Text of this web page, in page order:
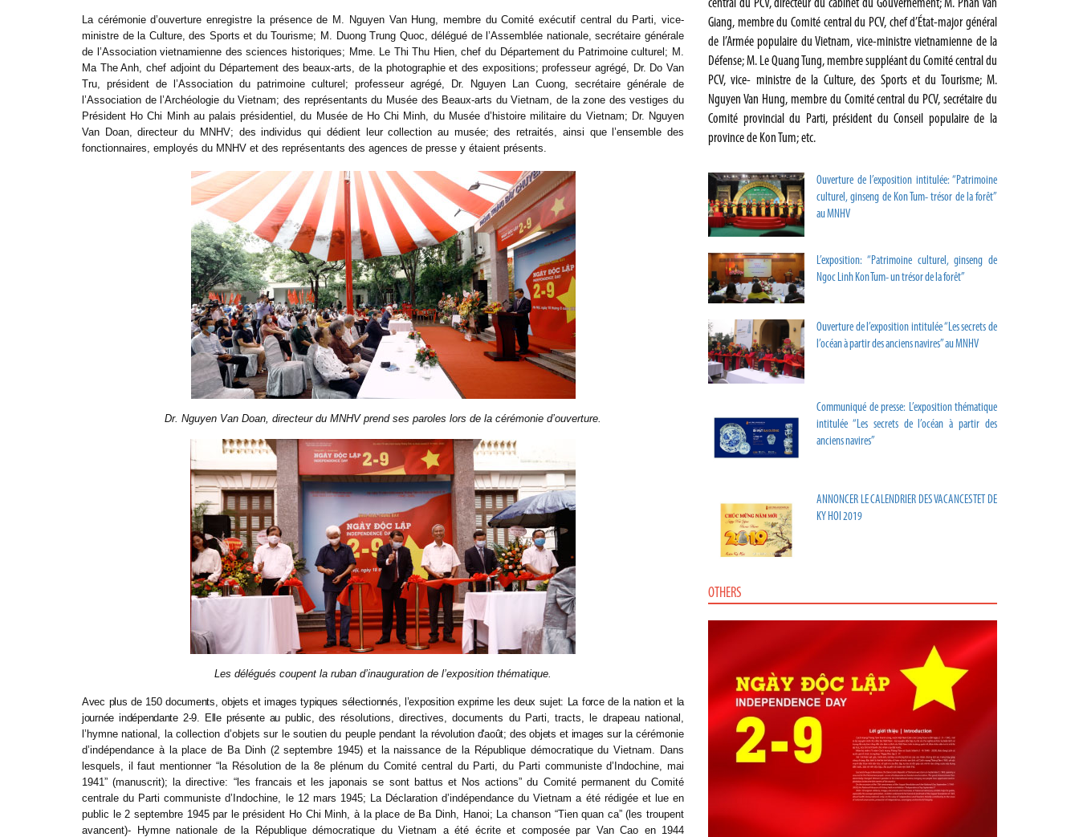
La cérémonie d’ouverture enregistre la présence de M. Nguyen Van Hung, membre du Comité exécutif central du Parti, vice-
ministre de la Culture, des Sports et du Tourisme; M. Duong Trung Quoc, délégué de l’Assemblée nationale,secrétaire générale
de l’Association vietnamienne des sciences historiques; Mme. Le Thi Thu Hien, chef du Département du Patrimoine culturel; M.
Ma The Anh, chef adjoint du Département des beaux-arts, de la photographie et des expositions; professeur agrégé, Dr. Do Van
Tru, président de l’Association du patrimoine culturel; professeur agrégé, Dr. Nguyen Lan Cuong, secrétaire générale de
l’Association de l’Archéologie du Vietnam; des représentants du Musée des Beaux-arts du Vietnam, de la zone des vestiges du
Président Ho Chi Minh au palais présidentiel, du Musée de Ho Chi Minh, du Musée d’histoire militaire du Vietnam; Dr. Nguyen
Van Doan, directeur du MNHV; des individus qui dédient leur collection au musée; des retraités, ainsi que l’ensemble des
fonctionnaires, employés du MNHV et des représentants des agences de presse y étaient présents.
Dr. Nguyen Van Doan, directeur du MNHV prend ses paroles lors de la cérémonie d’ouverture.
Les délégués coupent la ruban d’inauguration de l’exposition thématique.
Avec plus de 150 documents, objets et images typiques sélectionnés, l’exposition exprime les deux sujet: La force de la nation et la
journée indépendante 2-9. Elle présente au public, des résolutions, directives, documents du Parti, tracts,
le drapeau national,
l’hymne national , la collection d’objets sur le soutien du peuple pendant larévolution d'août; des objets et images sur la cérémonie
d’indépendance à la place de Ba Dinh(2 septembre 1945) et la naissance de la République démocratique du Vietnam. Dans
lesquels, il faut mentionner “la Résolution de la 8e plénum du Comité central du Parti, du Parti communiste d’Indochine, mai
1941” (manuscrit); la directive: “les francais et les japonais se sont battus et Nos actions” du Comité permanent du Comité
centrale du Parti communiste d’Indochine, le 12 mars 1945; La Déclaration d’indépendance du Vietnam a été rédigée et lue en
public le 2 septembre 1945 par le président Ho Chi Minh, à la place de Ba Dinh, Hanoi; La chanson “Tien quan ca” (les troupent
avancent)- Hymne nationale de la République démocratique du Vietnam a été écrite et composée par Van Cao en 1944
central du PCV, directeur du cabinet du Gouvernement; M. Phan Van
Giang, membre du Comité central du PCV, chef d’État-major général
de l’Armée populaire du Vietnam, vice-ministre vietnamienne de la
Défense; M. Le Quang Tung, membre suppléant du Comité central du
PCV, vice- ministre de la Culture, des Sports et du Tourisme; M.
Nguyen Van Hung, membre du Comité central du PCV, secrétaire du
Comité provincial du Parti, président du Conseil populaire de la
province de Kon Tum; etc.
Ouverture de l’exposition intitulée: “Patrimoine
culturel, ginseng de Kon Tum- trésor de la forêt”
au MNHV
L’exposition: “Patrimoine culturel, ginseng de
Ngoc Linh Kon Tum- un trésor de la forêt”
Ouverture de l’exposition intitulée “Les secrets de
l’océan à partir des anciens navires” au MNHV
Communiqué de presse: L’exposition thématique
intitulée “Les secrets de l’océan à partir des
anciens navires”
ANNONCER LE CALENDRIER DES VACANCES TET DE
KY HOI 2019
OTHERS